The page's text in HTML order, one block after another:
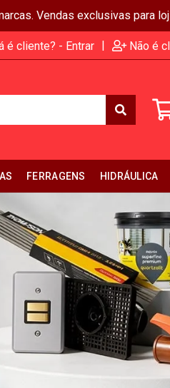
Vendas exclusivas para
é cliente? - Entrar | Não é
FERRAGENS HIDRÁULICA